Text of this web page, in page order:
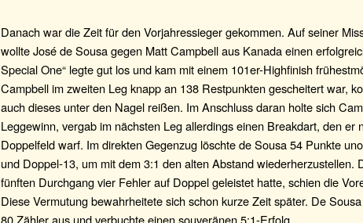
Danach war die Zeit für den Vorjahressieger gekommen. Auf seiner
wollte José de Sousa gegen Matt Campbell aus Kanada einen
Special One“ legte gut los und kam mit einem 101er-Highfinish
Campbell im zweiten Leg knapp an 138 Restpunkten gescheitert war,
auch dieses unter den Nagel reißen. Im Anschluss daran holte sich
Leggewinn, vergab im nächsten Leg allerdings einen Breakdart, den er
Doppelfeld warf. Im direkten Gegenzug löschte de Sousa 54 Punkte
und Doppel-13, um mit dem 3:1 den alten Abstand wiederherzustellen.
fünften Durchgang vier Fehler auf Doppel geleistet hatte, schien die
Diese Vermutung bewahrheitete sich schon kurze Zeit später. De